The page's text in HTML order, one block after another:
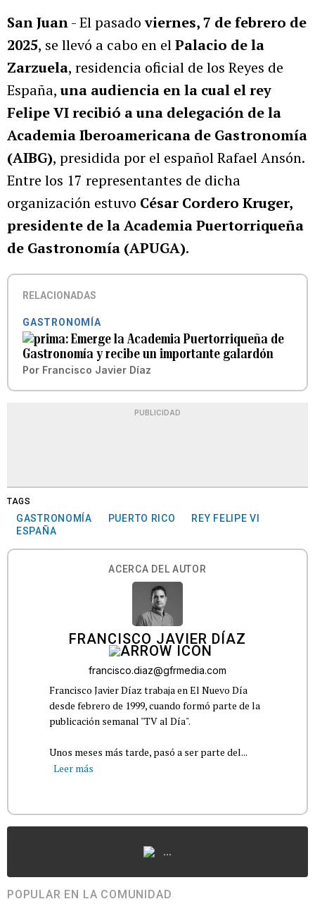
San Juan- El pasadoviernes, 7 de febrero de
2025, se llevó a cabo en elPalacio de la
Zarzuela, residencia oficial de los Reyes de
España,una audiencia en la cual el rey
Felipe VI recibió a una delegación de la
Academia Iberoamericana de Gastronomía
(AIBG), presidida por el español Rafael Ansón.
Entre los 17 representantes de dicha
organización estuvo César Cordero Kruger,
presidente de la Academia Puertorriqueña
de Gastronomía (APUGA).
RELACIONADAS
GASTRONOMÍA
Emerge la Academia Puertorriqueña de
Gastronomía y recibe un importante galardón
Por Francisco Javier Díaz
PUBLICIDAD
TAGS
GASTRONOMÍA PUERTO RICO
REY FELIPE VI
ESPAÑA
ACERCA DEL AUTOR
FRANCISCO JAVIER DÍAZ
francisco.diaz@gfrmedia.com
Francisco Javier Díaz trabaja en El Nuevo Día
desde febrero de 1999, cuando formó parte de la
publicación semanal "TV al Día".
Unos meses más tarde, pasó a ser parte del...
Leer más
...
POPULAR EN LA COMUNIDAD